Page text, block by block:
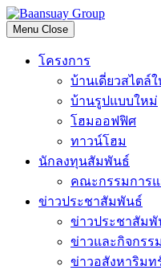
Skip
to
content
Menu Close
โครงการ
บ้านเดี่ยวสไตล์
บ้านรูปแบบใหม่
โฮมออฟฟิศ
ทาวน์โฮม
นักลงทุนสัมพันธ์
คณะกรรมการ
ข่าวประชาสัมพันธ์
ข่าวประชาสัมพั
ข่าวและกิจกรรม
ข่าวอสังหาริมท